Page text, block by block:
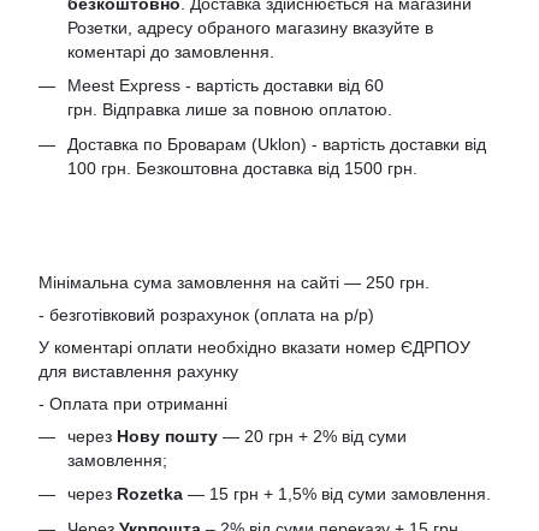
Розетки, адресу обраного магазину вказуйте в
коментарі до замовлення.
Meest Express - вартість доставки від 60
грн. Відправка лише за повною оплатою.
Доставка по Броварам (Uklon) - вартість доставки від
100 грн. Безкоштовна доставка від 1500 грн.
Мінімальна сума замовлення на сайті — 250 грн.
- безготівковий розрахунок (оплата на р/р)
У коментарі оплати необхідно вказати номер ЄДРПОУ
для виставлення рахунку
- Оплата при отриманні
через Нову пошту — 20 грн + 2% від суми
замовлення;
через Rozetka — 15 грн + 1,5% від суми замовлення.